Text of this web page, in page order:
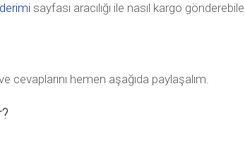
sayfası aracılığı ile nasıl kargo
hemen aşağıda paylaşalım.